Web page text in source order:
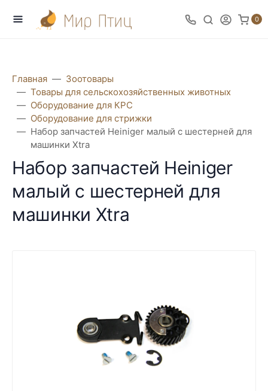
0
Главная
Зоотовары
Товары для сельскохозяйственных животных
Оборудование для КРС
Оборудование для стрижки
Набор запчастей Heiniger малый с шестерней для
машинки Xtra
Набор запчастей Heiniger
малый с шестерней для
машинки Xtra